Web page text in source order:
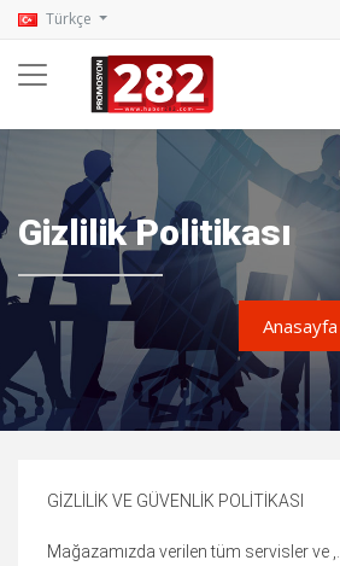
Türkçe
Gizlilik Politikası
Anasayfa
GİZLİLİK VE GÜVENLİK POLİTİKASI
Mağazamızda verilen tüm servisler ve